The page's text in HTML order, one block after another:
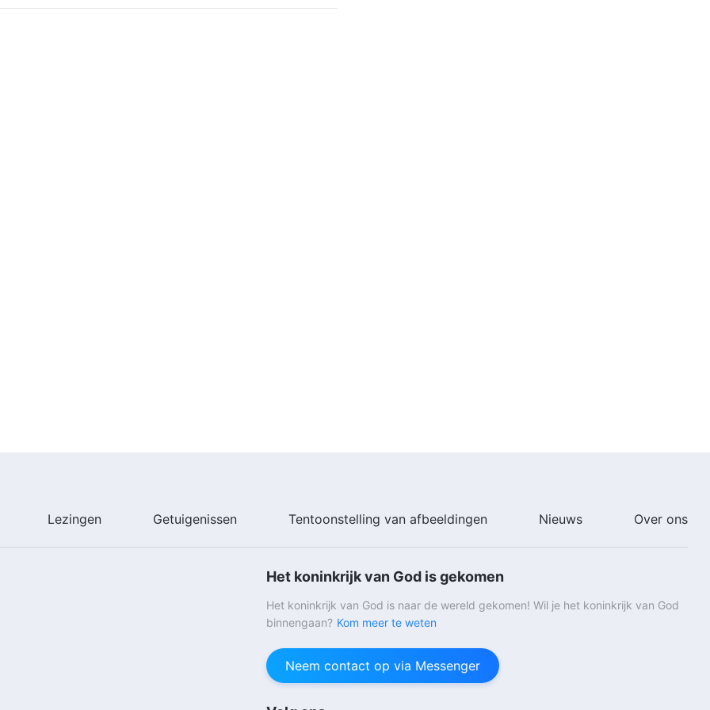
subtitles)
was waar,
Geest,
Lezingen Getuigenissen Tentoonstelling van afbeeldingen Nieuws Over ons
Het koninkrijk van God is gekomen
Het koninkrijk van God is naar de wereld gekomen! Wil je het koninkrijk van God
binnengaan? Kom meer te weten
Neem contact op via Messenger